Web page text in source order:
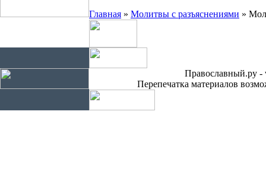
Главная » Молитвы с разъяснениями »
Православный.ру -
Перепечатка материалов